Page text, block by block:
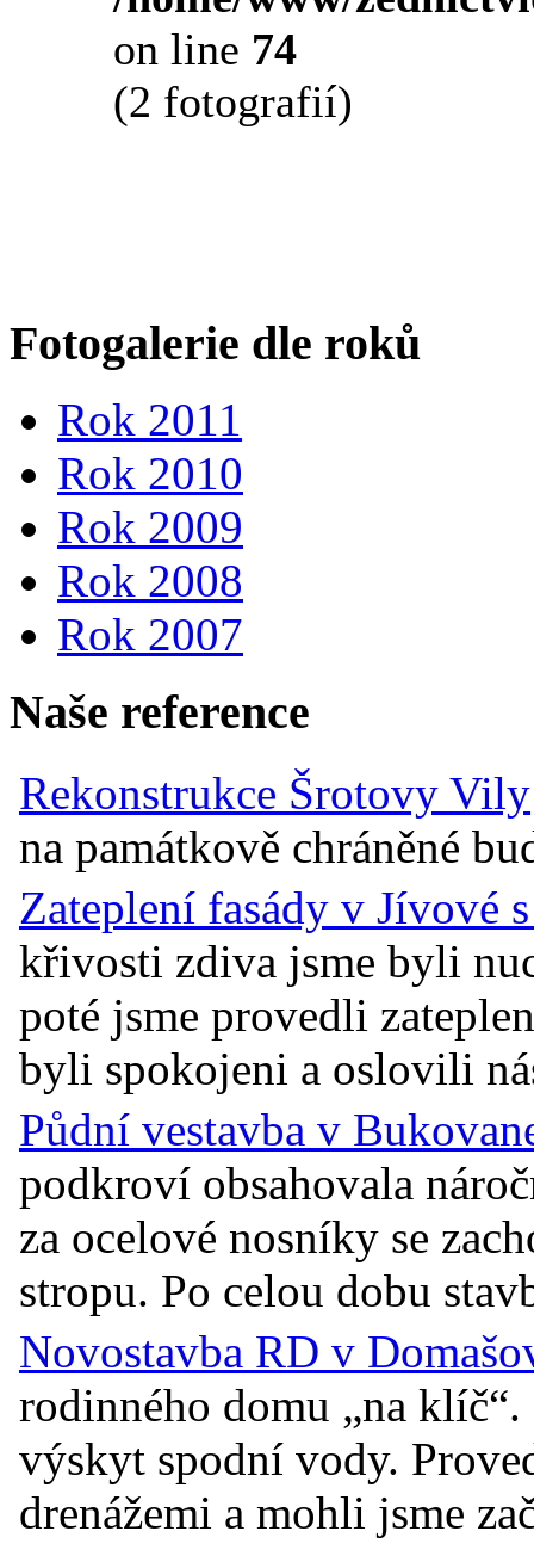
on line 74
(2 fotografií)
Fotogalerie dle roků
Rok 2011
Rok 2010
Rok 2009
Rok 2008
Rok 2007
Naše reference
Rekonstrukce Šrotovy Vily
na památkově chráněné
Zateplení fasády v Jívové
křivosti zdiva jsme byli
poté jsme provedli
byli spokojeni a oslovili
Půdní vestavba v
podkroví obsahovala
za ocelové nosníky se
stropu. Po celou dobu
Novostavba RD v
rodinného domu „na
výskyt spodní vody.
drenážemi a mohli jsme